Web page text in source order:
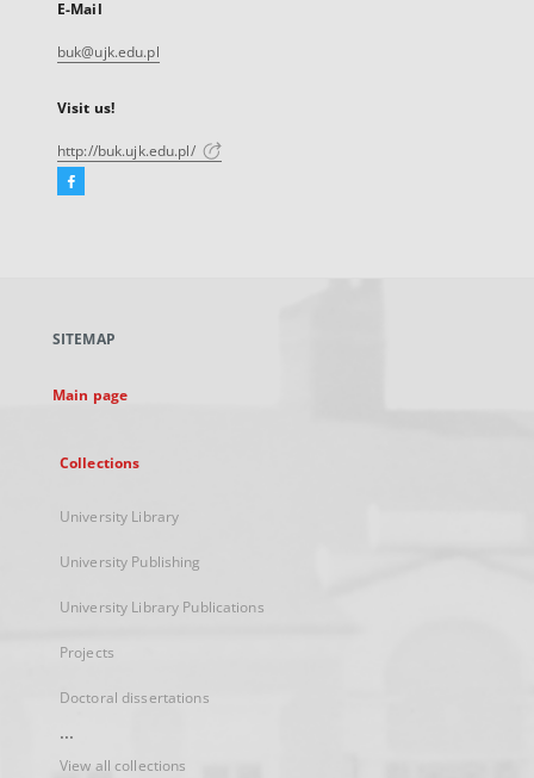
E-Mail
buk@ujk.edu.pl
Visit us!
http://buk.ujk.edu.pl/
Facebook
new
SITEMAP
Main page
Collections
University Library
University Publishing
University Library Publications
Projects
Doctoral dissertations
...
View all collections